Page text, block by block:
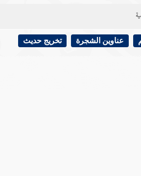
عناوين الشجرة تخريج حديث